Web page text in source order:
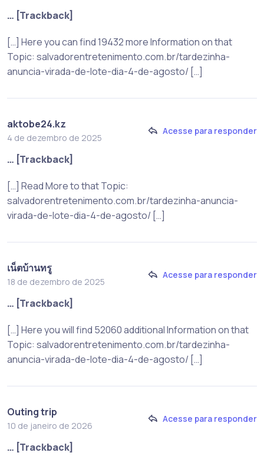
… [Trackback]
[…] Here you can find 19432 more Information on that
Topic: salvadorentretenimento.com.br/tardezinha-
anuncia-virada-de-lote-dia-4-de-agosto/ […]
aktobe24.kz
4 de dezembro de 2025
Acesse para responder
… [Trackback]
[…] Read More to that Topic:
salvadorentretenimento.com.br/tardezinha-anuncia-
virada-de-lote-dia-4-de-agosto/ […]
เน็ตบ้านทรู
18 de dezembro de 2025
Acesse para responder
… [Trackback]
[…] Here you will find 52060 additional Information on that
Topic: salvadorentretenimento.com.br/tardezinha-
anuncia-virada-de-lote-dia-4-de-agosto/ […]
Outing trip
10 de janeiro de 2026
Acesse para responder
… [Trackback]